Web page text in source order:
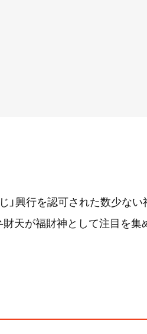
」興行を認可された数少ない
天が福財神として注目を集